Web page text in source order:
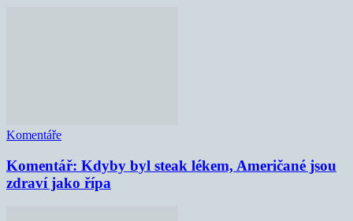
Komentáře
Komentář: Kdyby byl steak lékem, Američané jsou
zdraví jako řípa